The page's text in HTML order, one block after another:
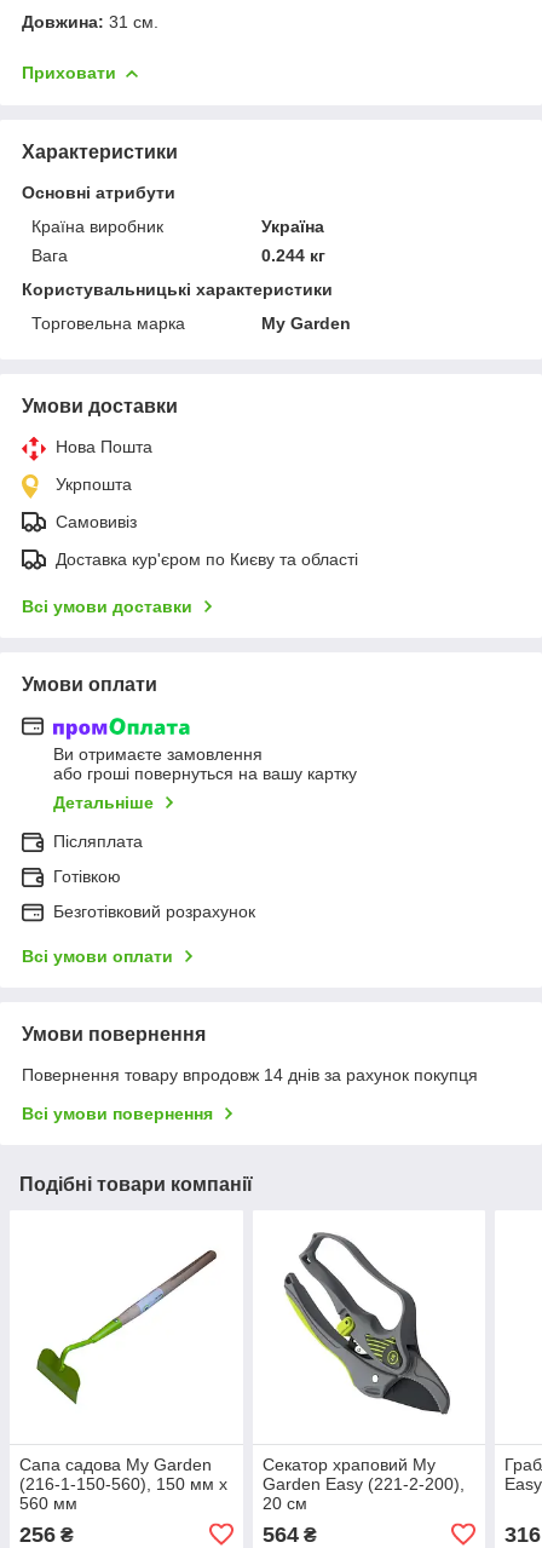
Довжина: 31 см.
Приховати
Характеристики
Основні атрибути
Країна виробник
Україна
Вага
0.244 кг
Користувальницькі характеристики
Торговельна марка
My Garden
Умови доставки
Нова Пошта
Укрпошта
Самовивіз
Доставка кур'єром по Києву та області
Всі умови доставки
Умови оплати
Ви отримаєте замовлення
або гроші повернуться на вашу картку
Детальніше
Післяплата
Готівкою
Безготівковий розрахунок
Всі умови оплати
Умови повернення
Повернення товару впродовж 14 днів за рахунок покупця
Всі умови повернення
Подібні товари компанії
Сапа садова My Garden
(216-1-150-560), 150 мм х
560 мм
256 ₴
Секатор храповий My
Garden Easy (221-2-200),
20 см
564₴ 316